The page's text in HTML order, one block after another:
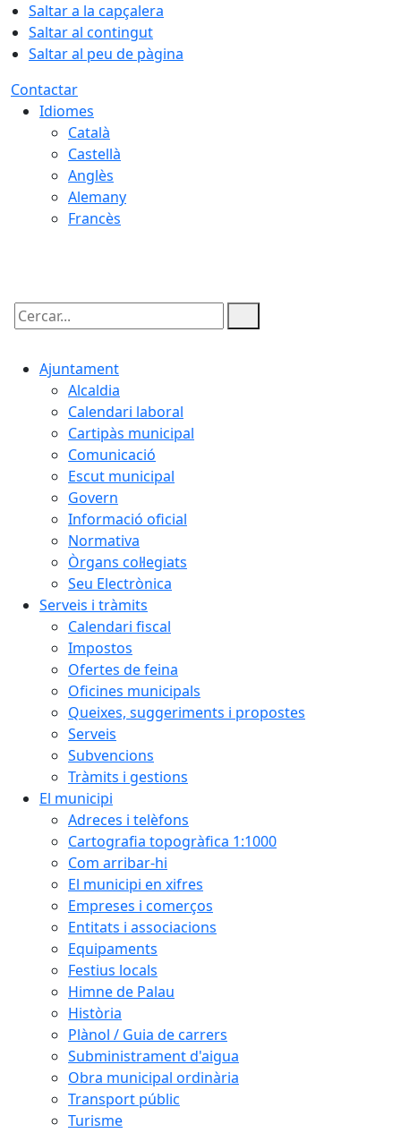
Saltar a la capçalera
Saltar al contingut
Saltar al peu de pàgina
Contactar
Idiomes
Català
Castellà
Anglès
Alemany
Francès
Cercar:
Ajuntament
Alcaldia
Calendari laboral
Cartipàs municipal
Comunicació
Escut municipal
Govern
Informació oficial
Normativa
Òrgans col·legiats
Seu Electrònica
Serveis i tràmits
Calendari fiscal
Impostos
Ofertes de feina
Oficines municipals
Queixes, suggeriments i propostes
Serveis
Subvencions
Tràmits i gestions
El municipi
Adreces i telèfons
Cartografia topogràfica 1:1000
Com arribar-hi
El municipi en xifres
Empreses i comerços
Entitats i associacions
Equipaments
Festius locals
Himne de Palau
Història
Plànol / Guia de carrers
Subministrament d'aigua
Obra municipal ordinària
Transport públic
Turisme